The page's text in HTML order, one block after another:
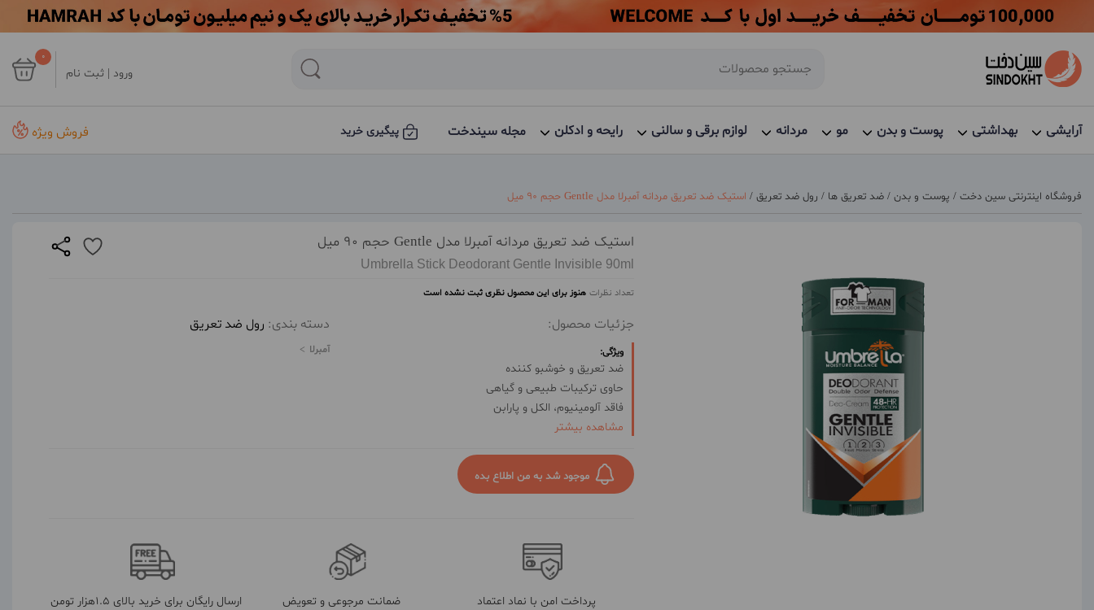
ورود | ثبت نام
0
آرایشی بهداشتی پوست و بدن مو مردانه لوازم برقی و سالنی رایحه و ادکلن مجله سیندخت پیگیری خرید فروش ویژه
فروشگاه اینترنتی سین دخت / پوست و بدن / ضد تعریق ها / رول ضد تعریق / استیک ضد تعریق مردانه آمبرلا مدل Gentle حجم 90 میل
استیک ضد تعریق مردانه آمبرلا مدل Gentle حجم 90 میل
Umbrella Stick Deodorant Gentle Invisible 90ml
تعداد نظرات هنوز برای این محصول نظری ثبت نشده است
جزئیات محصول:
ویژگی:
ضد تعریق و خوشبو کننده
حاوی ترکیبات طبیعی و گیاهی
فاقد آلومینیوم، الکل و پارابن
جذب سریع
مشاهده بیشتر
دسته بندی: رول ضد تعریق
آمبرلا
موجود شد به من اطلاع بده
پرداخت امن با نماد اعتماد ضمانت مرجوعی و تعویض ارسال رایگان برای خرید بالای 1.5هزار تومن